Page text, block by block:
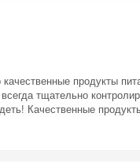
продукты
тщательно
Качественные